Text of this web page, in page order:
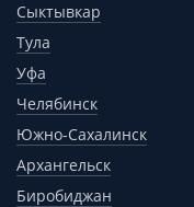
Сыктывкар
Тула
Уфа
Челябинск
Южно-Сахалинск
Архангельск
Биробиджан